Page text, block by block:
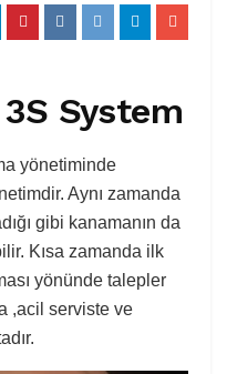
System
yönetiminde
Aynı zamanda
gibi kanamanın da
Kısa zamanda ilk
yönünde talepler
,acil serviste ve